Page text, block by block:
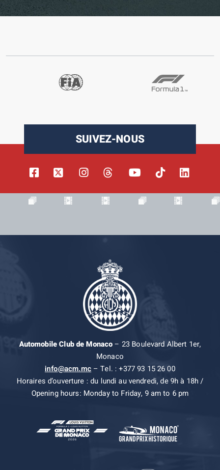
SUIVEZ-NOUS
Automobile Club de Monaco– 23 Boulevard Albert 1er,
Monaco
info@acm.mc– Tel. : +377 93 15 26 00
Horaires d’ouverture : du lundi au vendredi, de 9h à 18h /
Opening hours: Monday to Friday, 9 am to 6 pm